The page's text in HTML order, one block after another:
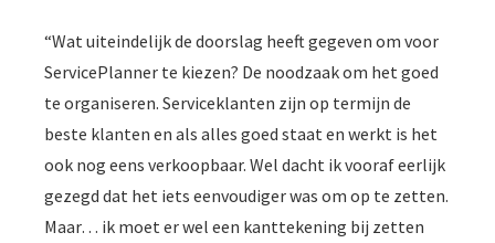
“Wat uiteindelijk de doorslag heeft gegeven om voor
ServicePlanner te kiezen? De noodzaak om het goed
te organiseren. Serviceklanten zijn op termijn de
beste klanten en als alles goed staat en werkt is het
ook nog eens verkoopbaar. Wel dacht ik vooraf eerlijk
gezegd dat het iets eenvoudiger was om op te zetten.
Maar… ik moet er wel een kanttekening bij zetten